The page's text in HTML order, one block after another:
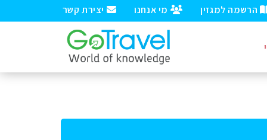
יצירת קשר מי אנחנו הרשמה למגזין